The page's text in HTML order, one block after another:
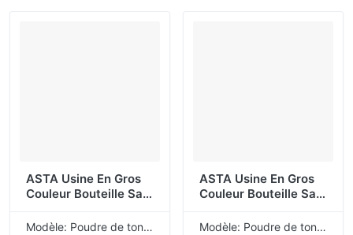
ASTA Usine En Gros
Couleur Bouteille Sac
En Vrac Q6000A
Modèle: Poudre de toner de recharge universelle
ASTA Usine En Gros
Couleur Bouteille Sac
En Vrac CE320A
Modèle: Poudre de toner de recharge universelle